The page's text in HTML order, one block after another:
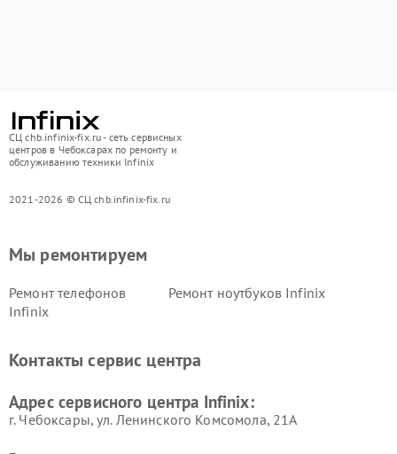
СЦ chb.infinix-fix.ru - сеть сервисных
центров в Чебоксарах по ремонту и
обслуживанию техники Infinix
2021-2026 © СЦ chb.infinix-fix.ru
Мы ремонтируем
Ремонт телефонов
Infinix
Ремонт ноутбуков Infinix
Контакты сервис центра
Адрес сервисного центра Infinix:
г. Чебоксары, ул. Ленинского Комсомола, 21А